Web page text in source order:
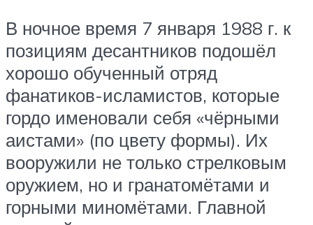
В ночное время 7 января 1988 г. к
позициям десантников подошёл
хорошо обученный отряд
фанатиков-исламистов, которые
гордо именовали себя «чёрными
аистами» (по цвету формы). Их
вооружили не только стрелковым
оружием, но и гранатомётами и
горными миномётами. Главной